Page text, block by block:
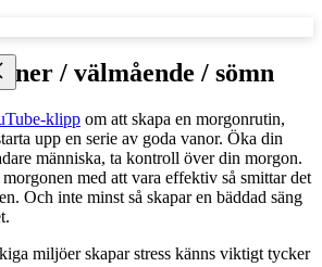
/ välmående / sömn
klipp om att skapa en morgonrutin,
upp en serie av goda vanor. Öka din
människa, ta kontroll över din morgon.
med att vara effektiv så smittar det
Och inte minst så skapar en bäddad säng
miljöer skapar stress känns viktigt tycker